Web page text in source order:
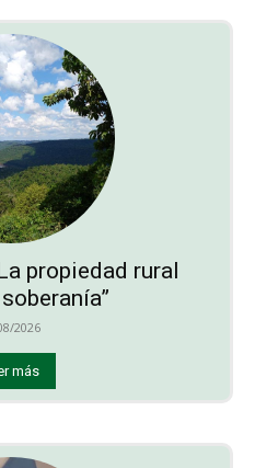
propiedad rural
2026
más